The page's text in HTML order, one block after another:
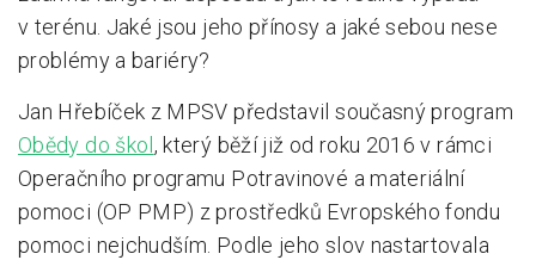
v terénu. Jaké jsou jeho přínosy a jaké sebou nese
problémy a bariéry?
Jan Hřebíček z MPSV představil současný program
Obědy do škol , který běží již od roku 2016 v rámci
Operačního programu Potravinové a materiální
pomoci (OP PMP) z prostředků Evropského fondu
pomoci nejchudším. Podle jeho slov nastartovala